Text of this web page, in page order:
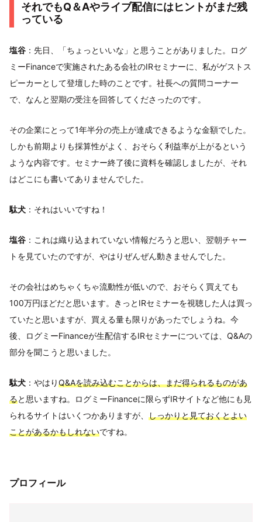
それでもQ＆Aやライブ配信にはヒントがまだ残
っている
塩谷 ：先日、「ちょっといいな」と思うことがありました。ログ
ミーFinanceで実施されたある会社のIRセミナーに、私がゲストス
ピーカーとして登壇した時のことです。社長への質問コーナー
で、なんと翌期の受注を回答してくださったのです。
その企業にとって1年半分の売上が達成できるような金額でした。
しかも前期よりも採算性がよく、おそらく利益率が上がるという
ような内容です。セミナー終了後に資料を確認しましたが、それ
はどこにも書いてありませんでした。
駄犬 ：それはいいですね！
塩谷 ：これは織り込まれていない情報だろうと思い、翌朝チャー
トを見ていたのですが、やはりぜんぜん動きませんでした。
その会社はめちゃくちゃ流動性が低いので、おそらく買えても
100万円ほどだと思います。きっとIRセミナーを視聴した人は買っ
ていたと思いますが、買える量も限りがあったでしょうね。今
後、ログミーFinanceが生配信するIRセミナーについては、Q&Aの
部分を聞こうと思いました。
駄犬 ：やはりQ&Aを読み込むことからは、まだ得られるものがあ
ると思いますね。ログミーFinanceに限らずIRサイトなど他にも見
られるサイトはいくつかありますが、 しっかりと見ておくとよい
ことがあるかもしれないですね。
プロフィール